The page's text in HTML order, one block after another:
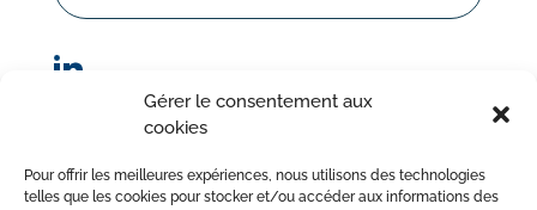
Gérer le consentement aux
cookies
Pour offrir les meilleures expériences, nous utilisons des technologies
telles que les cookies pour stocker et/ou accéder aux informations des
© Sorodist 2023 – Tous droits réservés | Réalisation :
AttrapTemps|Mentions légales|Politique de confidentialité